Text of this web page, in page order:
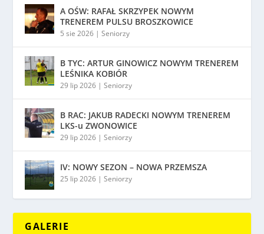
A OŚW: RAFAŁ SKRZYPEK NOWYM
TRENEREM PULSU BROSZKOWICE
5 sie 2026 |Seniorzy
B TYC: ARTUR GINOWICZ NOWYM TRENEREM
LEŚNIKA KOBIÓR
29 lip 2026 |Seniorzy
B RAC: JAKUB RADECKI NOWYM TRENEREM
LKS-u ZWONOWICE
29 lip 2026 |Seniorzy
IV: NOWY SEZON – NOWA PRZEMSZA
25 lip 2026 |Seniorzy
GALERIE